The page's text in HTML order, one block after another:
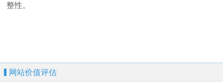
整性。
网站价值评估